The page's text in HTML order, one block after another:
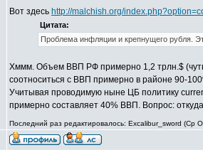
Вот здесь http://malchish.org/
Цитата:
Проблема инфляции и крепнущего рубля.
Хммм. Объем ВВП РФ примерно 1,2 трлн.$
соотноситься с ВВП примерно в районе 90-
Учитывая проводимую ныне ЦБ политику
примерно составляет 40% ВВП. Вопрос:
Последний раз редактировалось: Excalibur_sword (Ср